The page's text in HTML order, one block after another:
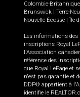
Colombie-Britannique
Brunswick
Terre-
Nouvelle-Écosse
Les informations des
inscriptions Royal
l'Association
référence des
que Royal LePage et
n'est pas garantie et
DDF® appartient à
identifie le